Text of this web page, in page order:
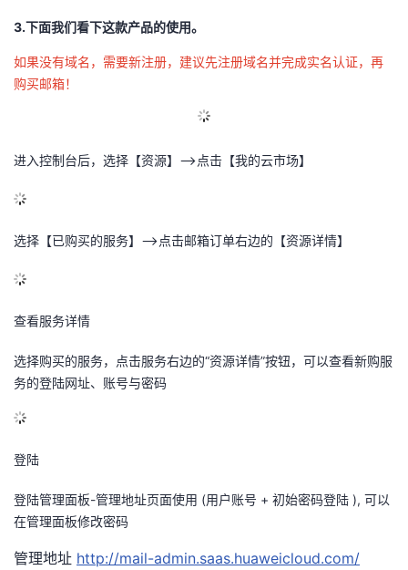
3.下面我们看下这款产品的使用。
如果没有域名，需要新注册，建议先注册域名并完成实名认证，再
购买邮箱！
进入控制台后，选择【资源】-->点击【我的云市场】
选择【已购买的服务】-->点击邮箱订单右边的【资源详情】
查看服务详情
选择购买的服务，点击服务右边的“资源详情”按钮，可以查看新购服
务的登陆网址、账号与密码
登陆
登陆管理面板-管理地址页面使用 (用户账号 + 初始密码登陆 ), 可以
在管理面板修改密码
管理地址 http://mail-admin.saas.huaweicloud.com/